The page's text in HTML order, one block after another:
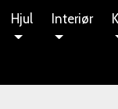
Hjul Interiør